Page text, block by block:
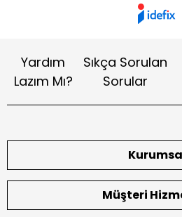
Yardım
Lazım Mı?
Sıkça Sorulan
Sorular
Müşteri